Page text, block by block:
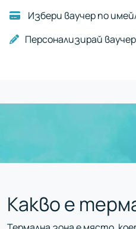
Избери ваучер по
Персонализирай
Какво е